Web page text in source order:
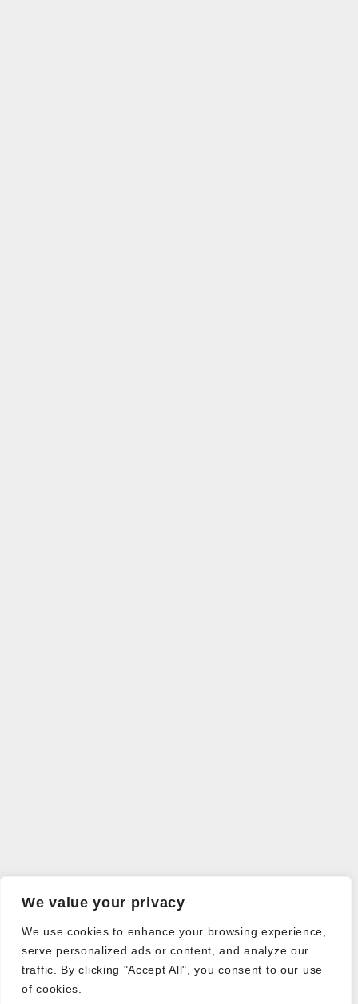
We value your privacy
We use cookies to enhance your browsing experience,
serve personalized ads or content, and analyze our
traffic. By clicking "Accept All", you consent to our use
of cookies.